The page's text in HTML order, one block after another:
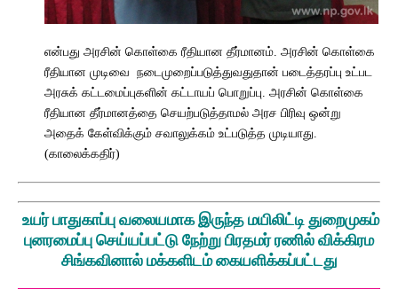
என்பது அரசின் கொள்கை ரீதியான தீர்மானம். அரசின் கொள்கை
ரீதியான முடிவை நடைமுறைப்படுத்துவதுதான் படைத்தரப்பு உட்பட
அரசுக் கட்டமைப்புகளின் கட்டாயப் பொறுப்பு. அரசின் கொள்கை
ரீதியான தீர்மானத்தை செயற்படுத்தாமல் அரச பிரிவு ஒன்று
அதைக் கேள்விக்கும் சவாலுக்கம் உட்படுத்த முடியாது.
(காலைக்கதிர்)
உயர் பாதுகாப்பு வலையமாக இருந்த மயிலிட்டி துறைமுகம்
புனரமைப்பு செய்யப்பட்டு நேற்று பிரதமர் ரணில் விக்கிரம
சிங்கவினால் மக்களிடம் கையளிக்கப்பட்டது